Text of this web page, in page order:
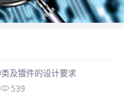
及镀件的设计要求
539